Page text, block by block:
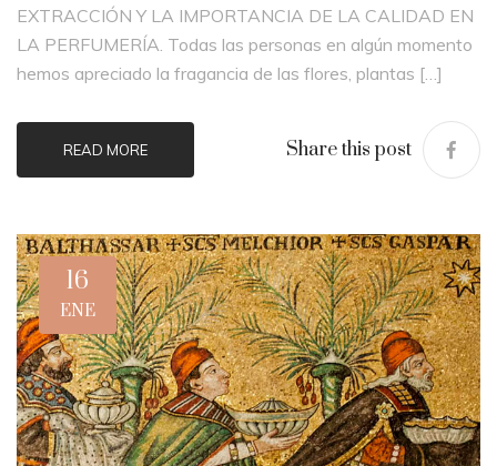
EXTRACCIÓN Y LA IMPORTANCIA DE LA CALIDAD EN
LA PERFUMERÍA. Todas las personas en algún momento
hemos apreciado la fragancia de las flores, plantas […]
READ MORE Share this post
16
ENE